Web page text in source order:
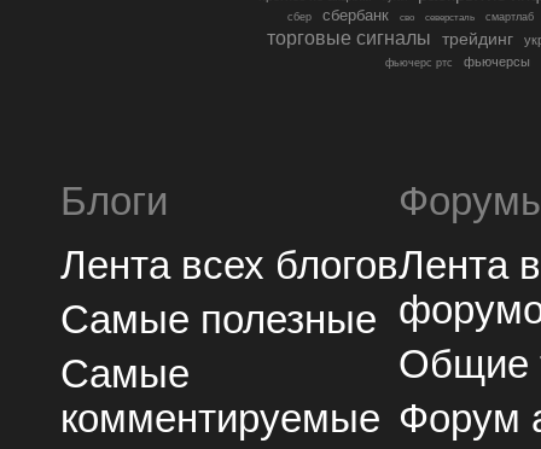
сбер сбербанк сво северсталь смартлаб
торговые сигналы трейдинг
фьючерс ртс фьючерсы
Блоги
Лента всех блогов
Самые полезные
Самые
комментируемые
Лента
Общие
Форум